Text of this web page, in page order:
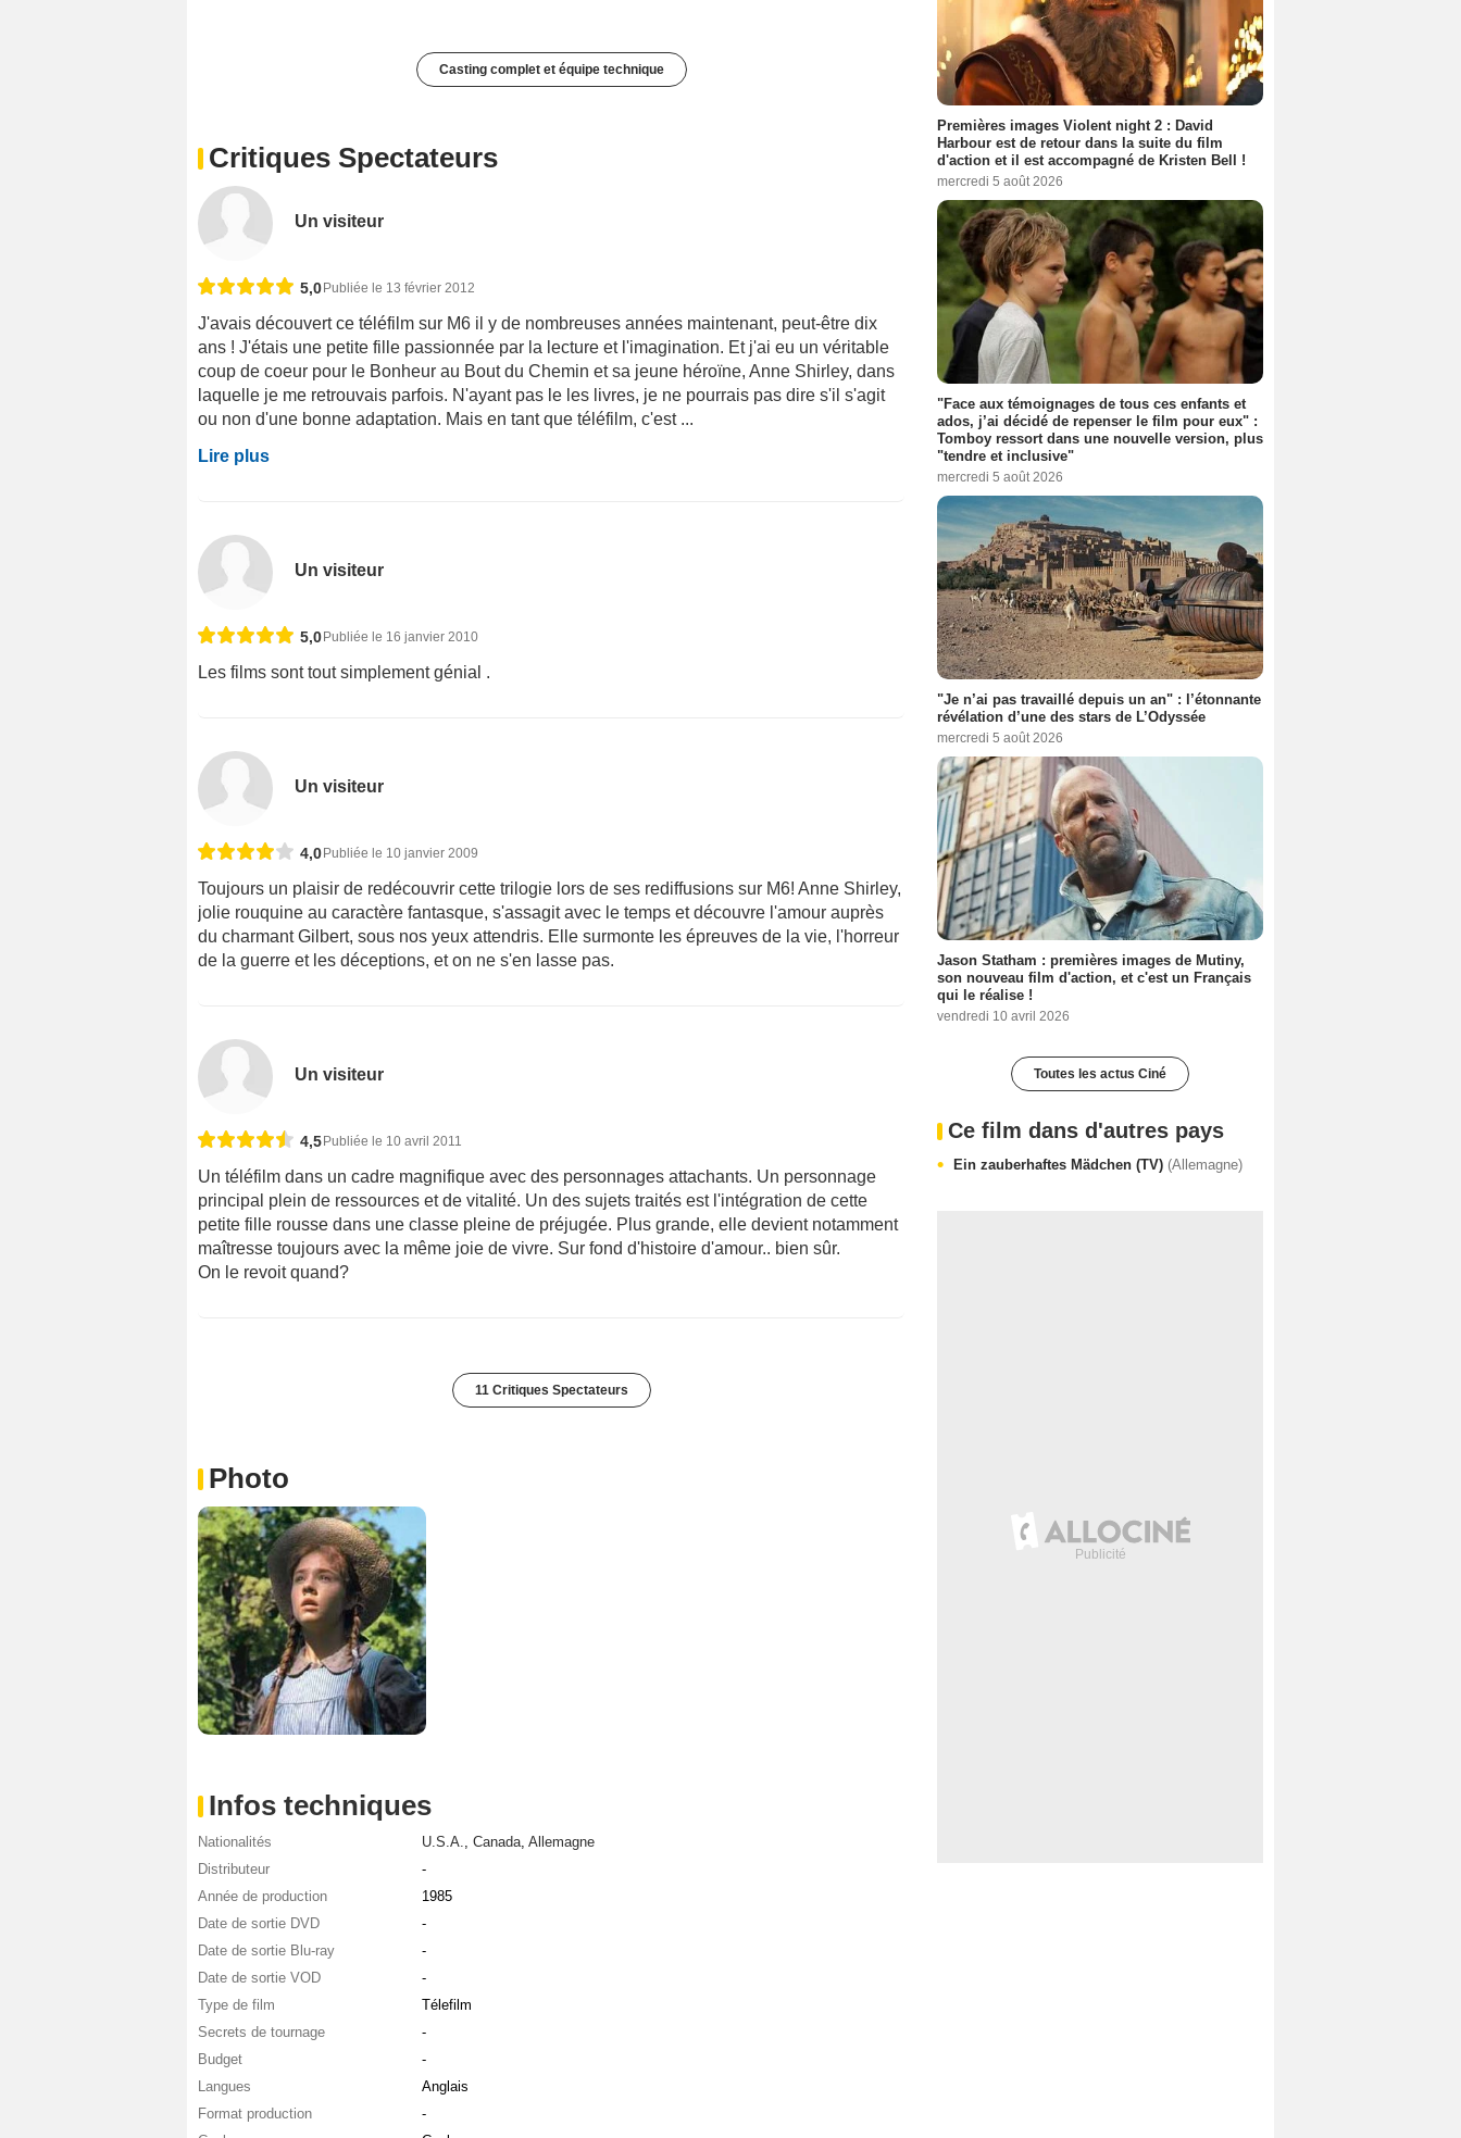
Casting complet et équipe technique
Critiques Spectateurs
Un visiteur
5,0 Publiée le 13 février 2012
J'avais découvert ce téléfilm sur M6 il y de nombreuses années maintenant, peut-être dix
ans ! J'étais une petite fille passionnée par la lecture et l'imagination. Et j'ai eu un véritable
coup de coeur pour le Bonheur au Bout du Chemin et sa jeune héroïne, Anne Shirley, dans
laquelle je me retrouvais parfois. N'ayant pas le les livres, je ne pourrais pas dire s'il s'agit
ou non d'une bonne adaptation. Mais en tant que téléfilm, c'est ...
Lire plus
Un visiteur
5,0 Publiée le 16 janvier 2010
Les films sont tout simplement génial .
Un visiteur
4,0 Publiée le 10 janvier 2009
Toujours un plaisir de redécouvrir cette trilogie lors de ses rediffusions sur M6! Anne Shirley,
jolie rouquine au caractère fantasque, s'assagit avec le temps et découvre l'amour auprès
du charmant Gilbert, sous nos yeux attendris. Elle surmonte les épreuves de la vie, l'horreur
de la guerre et les déceptions, et on ne s'en lasse pas.
Un visiteur
4,5 Publiée le 10 avril 2011
Un téléfilm dans un cadre magnifique avec des personnages attachants. Un personnage
principal plein de ressources et de vitalité. Un des sujets traités est l'intégration de cette
petite fille rousse dans une classe pleine de préjugée. Plus grande, elle devient notamment
maîtresse toujours avec la même joie de vivre. Sur fond d'histoire d'amour.. bien sûr.
On le revoit quand?
11 Critiques Spectateurs
Photo
Infos techniques
Nationalités U.S.A., Canada, Allemagne
Distributeur
-
Année de production
1985
Date de sortie DVD
-
Date de sortie Blu-ray
-
Date de sortie VOD
-
Type de film
Télefilm
Secrets de tournage
-
Budget
-
Langues
Anglais
Format production
-
Premières images Violent night 2 : David
Harbour est de retour dans la suite du film
d'action et il est accompagné de Kristen Bell !
mercredi 5 août 2026
"Face aux témoignages de tous ces enfants et
ados, j’ai décidé de repenser le film pour eux" :
Tomboy ressort dans une nouvelle version, plus
"tendre et inclusive"
mercredi 5 août 2026
"Je n’ai pas travaillé depuis un an" : l’étonnante
révélation d’une des stars de L’Odyssée
mercredi 5 août 2026
Jason Statham : premières images de Mutiny,
son nouveau film d'action, et c'est un Français
qui le réalise !
vendredi 10 avril 2026
Toutes les actus Ciné
Ce film dans d'autres pays
Ein zauberhaftes Mädchen (TV) (Allemagne)